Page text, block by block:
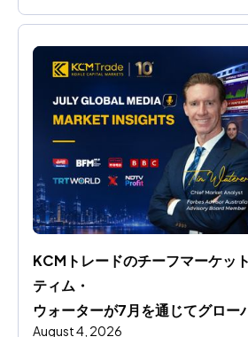
KCMトレードのチーフマーケッ
ティム・
ウォーターが7月を通じてグロー
August 4, 2026